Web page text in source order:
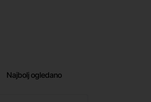
Najbolj ogledano